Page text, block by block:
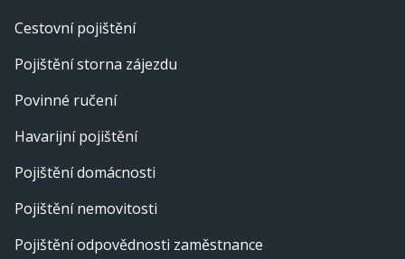
Cestovní pojištění
Pojištění storna zájezdu
Povinné ručení
Havarijní pojištění
Pojištění domácnosti
Pojištění nemovitosti
Pojištění odpovědnosti zaměstnance